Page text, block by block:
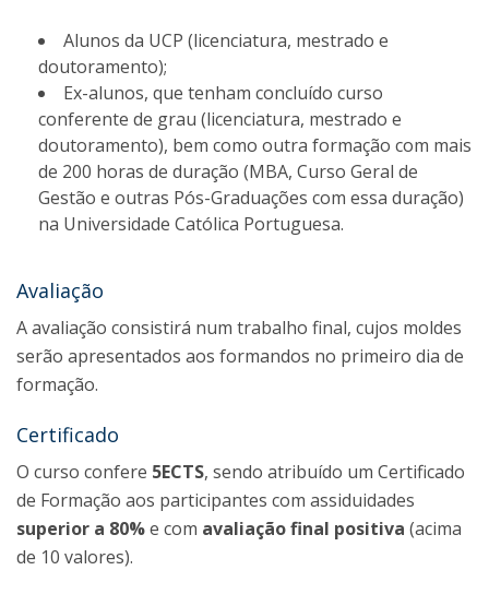
Alunos da UCP (licenciatura, mestrado e
doutoramento);
Ex-alunos, que tenham concluído curso
conferente de grau (licenciatura, mestrado e
doutoramento), bem como outra formação com mais
de 200 horas de duração (MBA, Curso Geral de
Gestão e outras Pós-Graduações com essa duração)
na Universidade Católica Portuguesa.
Avaliação
A avaliação consistirá num trabalho final, cujos moldes
serão apresentados aos formandos no primeiro dia de
formação.
Certificado
O curso confere 5ECTS, sendo atribuído um Certificado
de Formação aos participantes com assiduidades
superior a 80%e com avaliação final positiva (acima
de 10 valores).